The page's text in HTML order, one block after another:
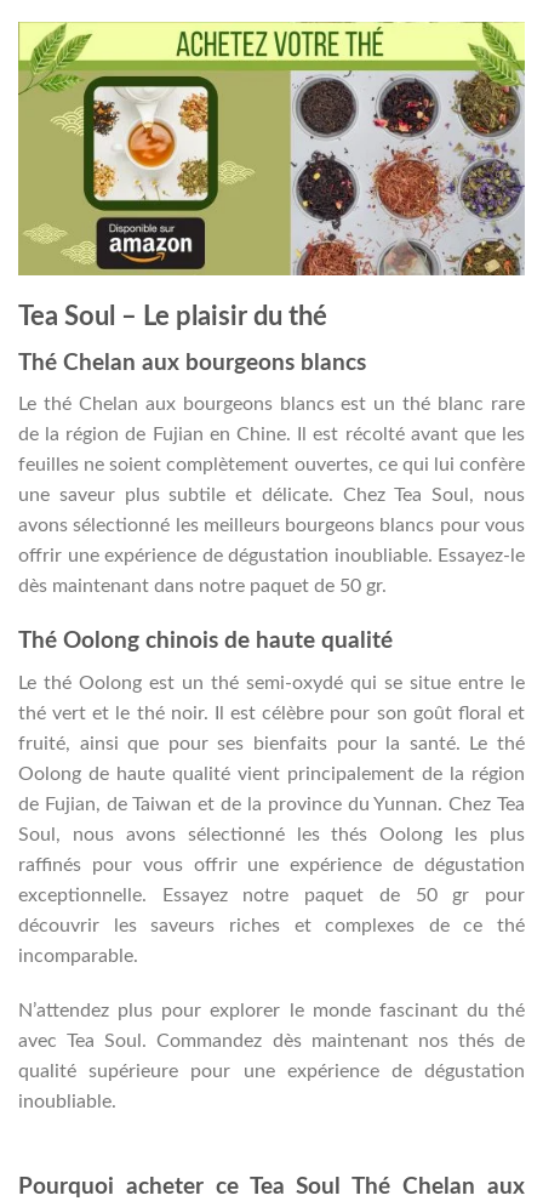
Tea Soul – Le plaisir du thé
Thé Chelan aux bourgeons blancs
Le thé Chelan aux bourgeons blancs est un thé blanc rare
de la région de Fujian en Chine. Il est récolté avant que les
feuilles ne soient complètement ouvertes, ce qui lui confère
une saveur plus subtile et délicate. Chez Tea Soul, nous
avons sélectionné les meilleurs bourgeons blancs pour vous
offrir une expérience de dégustation inoubliable. Essayez-le
dès maintenant dans notre paquet de 50 gr.
Thé Oolong chinois de haute qualité
Le thé Oolong est un thé semi-oxydé qui se situe entre le
thé vert et le thé noir. Il est célèbre pour son goût floral et
fruité, ainsi que pour ses bienfaits pour la santé. Le thé
Oolong de haute qualité vient principalement de la région
de Fujian, de Taiwan et de la province du Yunnan. Chez Tea
Soul, nous avons sélectionné les thés Oolong les plus
raffinés pour vous offrir une expérience de dégustation
exceptionnelle. Essayez notre paquet de 50 gr pour
découvrir les saveurs riches et complexes de ce thé
incomparable.
N’attendez plus pour explorer le monde fascinant du thé
avec Tea Soul. Commandez dès maintenant nos thés de
qualité supérieure pour une expérience de dégustation
inoubliable.
Pourquoi acheter ce Tea Soul Thé Chelan aux